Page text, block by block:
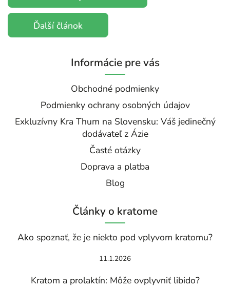
Ďalší článok
Informácie pre vás
Obchodné podmienky
Podmienky ochrany osobných údajov
Exkluzívny Kra Thum na Slovensku: Váš jedinečný
dodávateľ z Ázie
Časté otázky
Doprava a platba
Blog
Články o kratome
Ako spoznať, že je niekto pod vplyvom kratomu?
11.1.2026
Kratom a prolaktín: Môže ovplyvniť libido?